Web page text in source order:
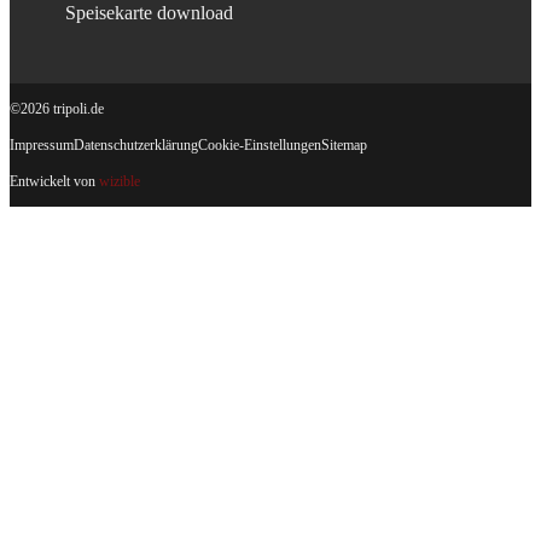
Speisekarte download
©2026 tripoli.de
ImpressumDatenschutzerklärungCookie-EinstellungenSitemap
Entwickelt von wizible